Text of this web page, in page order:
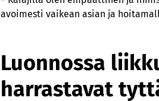
avoimesti vaikean asian ja
Luonnossa
harrastavat